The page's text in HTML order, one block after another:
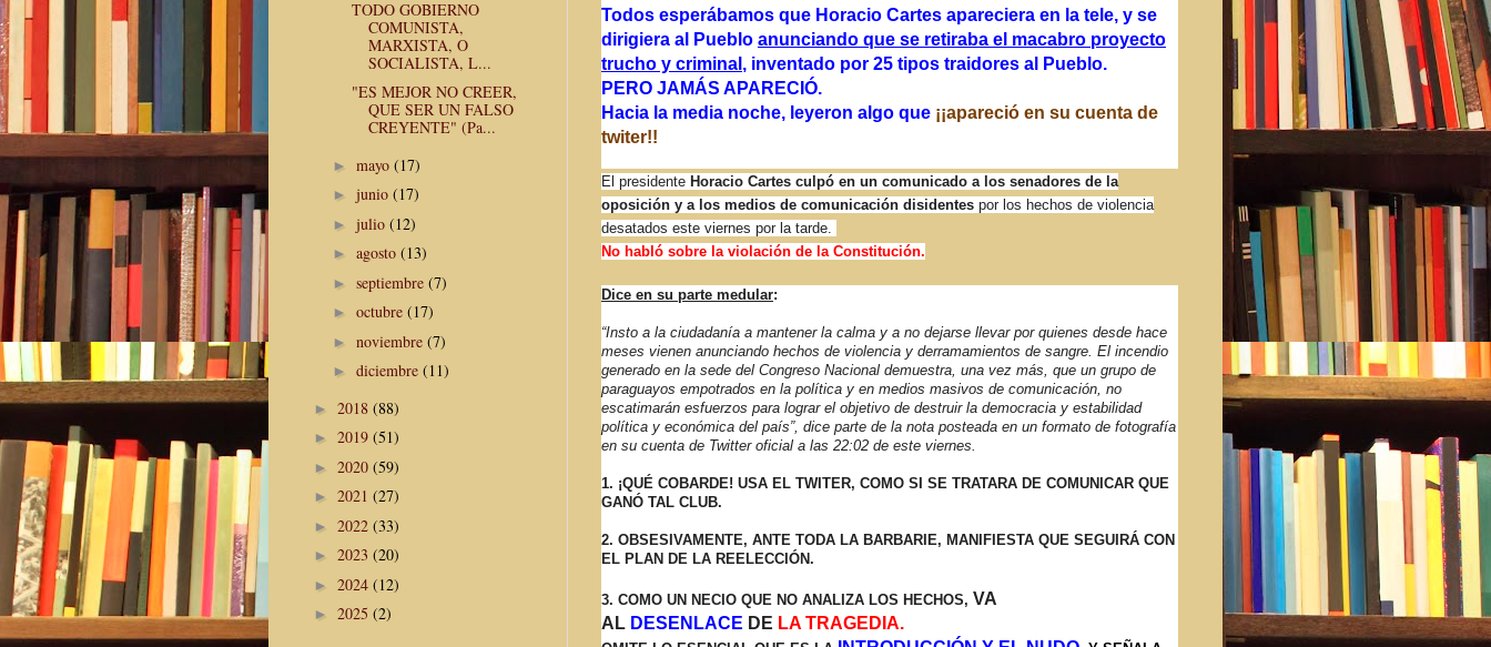
Todos esperábamos que Horacio Cartes apareciera en la tele, y se
dirigiera al Pueblo anunciando que se retiraba el macabro proyecto
trucho y criminal , inventado por 25 tipos traidores al Pueblo.
PERO JAMÁS APARECIÓ.
Hacia la media noche, leyeron algo que ¡¡apareció en su cuenta de
twiter!!
El presidente Horacio Cartes culpó en un comunicado a los senadores de la
oposición y a los medios de comunicación disidentes por los hechos de violencia
desatados este viernes por la tarde.
No habló sobre la violación de la Constitución.
Dice en su parte medular:
“Insto a la ciudadanía a mantener la calma y a no dejarse llevar por quienes desde hace
meses vienen anunciando hechos de violencia y derramamientos de sangre. El incendio
generado en la sede del Congreso Nacional demuestra, una vez más, que un grupo de
paraguayos empotrados en la política y en medios masivos de comunicación, no
escatimarán esfuerzos para lograr el objetivo de destruir la democracia y estabilidad
política y económica del país”, dice parte de la nota posteada en un formato de fotografía
en su cuenta de Twitter oficial a las 22:02 de este viernes.
1. ¡QUÉ COBARDE! USA EL TWITER, COMO SI SE TRATARA DE COMUNICAR QUE
GANÓ TAL CLUB.
2. OBSESIVAMENTE, ANTE TODA LA BARBARIE, MANIFIESTA QUE SEGUIRÁ CON
EL PLAN DE LA REELECCIÓN.
3. COMO UN NECIO QUE NO ANALIZA LOS HECHOS, VA
AL DESENLACE DE LA TRAGEDIA.
TODO GOBIERNO
COMUNISTA,
MARXISTA, O
SOCIALISTA, L...
"ES MEJOR NO CREER,
QUE SER UN FALSO
CREYENTE" (Pa...
► mayo (17)
► junio (17)
► julio (12)
► agosto (13)
► septiembre (7)
► octubre (17)
► noviembre (7)
► diciembre (11)
► 2018 (88)
► 2019 (51)
► 2020 (59)
► 2021 (27)
► 2022 (33)
► 2023 (20)
► 2024 (12)
► 2025 (2)